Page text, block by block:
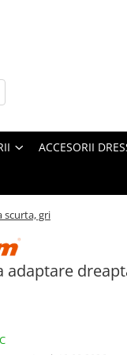
ACCESORII
scurta, gri
adaptare